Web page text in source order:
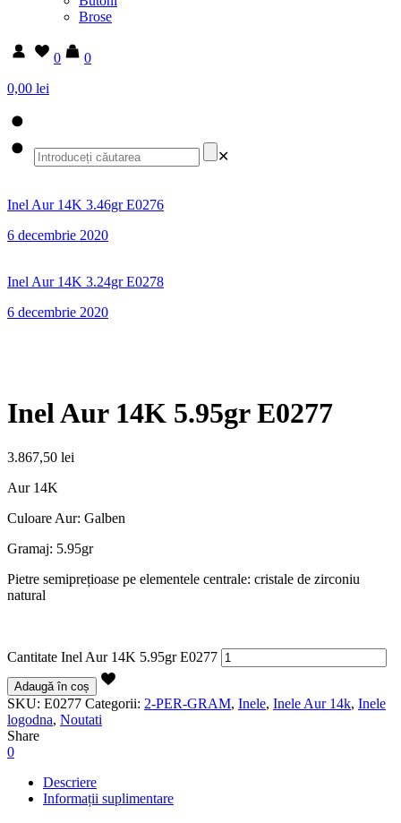
Brose
0
0
0,00 lei
✕
Inel Aur 14K 3.46gr E0276
6 decembrie 2020
Inel Aur 14K 3.24gr E0278
6 decembrie 2020
Inel Aur 14K 5.95gr E0277
3.867,50 lei
Aur 14K
Culoare Aur: Galben
Gramaj: 5.95gr
Pietre semiprețioase pe elementele centrale: cristale de zirconiu
natural
Cantitate Inel Aur 14K 5.95gr E0277
Adaugă în coș
SKU: E0277 Categorii: 2-PER-GRAM, Inele, Inele Aur 14k, Inele
logodna, Noutati
Share
0
Descriere
Informații suplimentare